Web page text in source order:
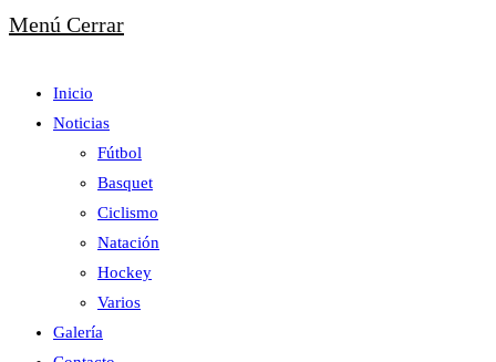
Menú Cerrar
Inicio
Noticias
Fútbol
Basquet
Ciclismo
Natación
Hockey
Varios
Galería